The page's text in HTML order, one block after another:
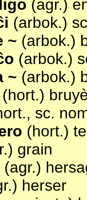
(agr.)
(arbok.)
~ (arbok.)
(arbok.)
~ (arbok.)
(hort.)
sc.
(hort.)
grain
(agr.)
herser